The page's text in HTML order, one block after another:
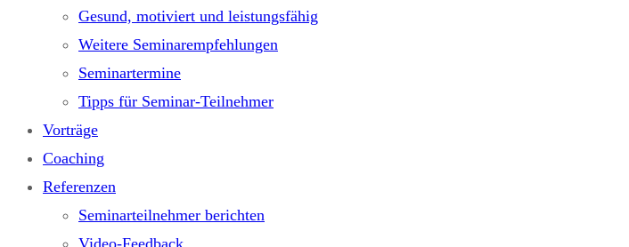
Gesund, motiviert und leistungsfähig
Weitere Seminarempfehlungen
Seminartermine
Tipps für Seminar-Teilnehmer
Vorträge
Coaching
Referenzen
Seminarteilnehmer berichten
Video-Feedback